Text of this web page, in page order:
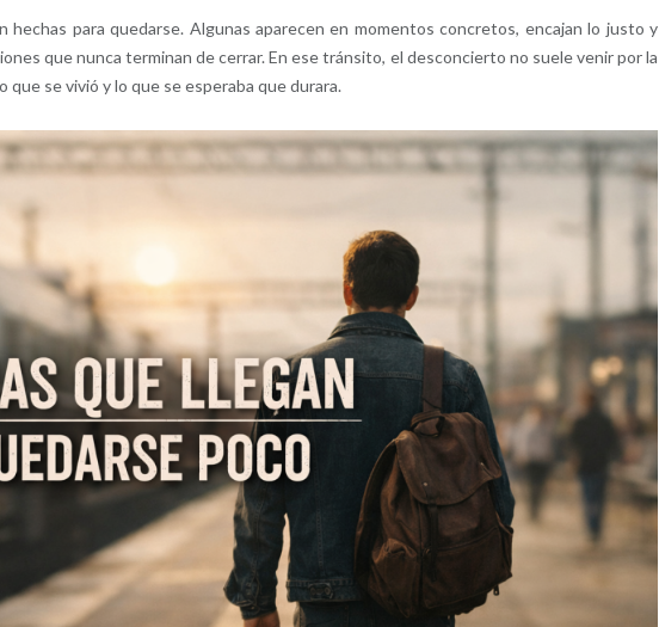
hechas para quedarse. Algunas aparecen en momentos concretos, encajan lo justo y
que nunca terminan de cerrar. En ese tránsito, el desconcierto no suele venir por la
se vivió y lo que se esperaba que durara.